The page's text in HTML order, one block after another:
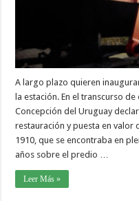
A largo plazo quieren
la estación. En el transcurso
Concepción del Uruguay
restauración y puesta en
1910, que se encontraba en
años sobre el predio …
Leer Más »